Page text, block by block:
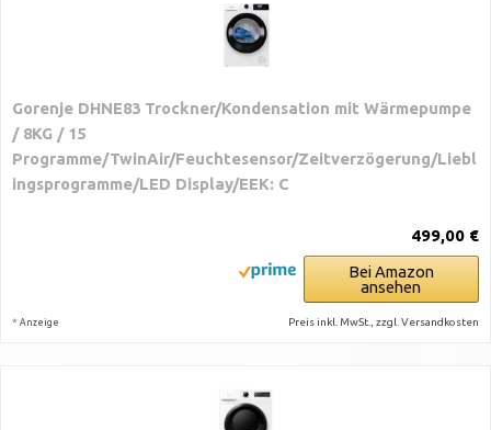
Gorenje DHNE83 Trockner/Kondensation mit Wärmepumpe
/ 8KG / 15
Programme/TwinAir/Feuchtesensor/Zeitverzögerung/Liebl
ingsprogramme/LED Display/EEK: C
499,00 €
Bei Amazon
ansehen
* Anzeige Preis inkl. MwSt., zzgl. Versandkosten